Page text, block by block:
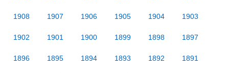
1908 1907 1906 1905 1904 1903
1902 1901 1900 1899 1898 1897
1896 1895 1894 1893 1892 1891